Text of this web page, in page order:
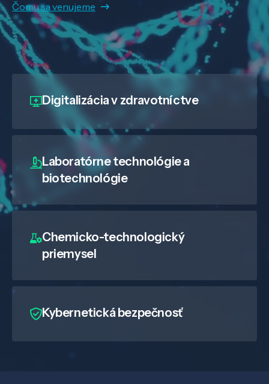
Čomu sa venujeme
Digitalizáciav zdravotníctve
Laboratórne technológie a
biotechnológie
Chemicko-technologický
priemysel
Kybernetická bezpečnosť